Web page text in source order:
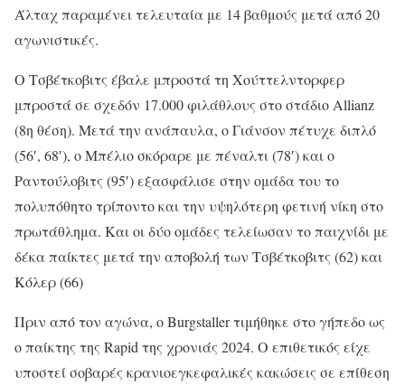
Άλταχ παραμένει τελευταία με 14 βαθμούς μετά από 20
αγωνιστικές.
Ο Τσβέτκοβιτς έβαλε μπροστά τη Χούττελντορφερ
μπροστά σε σχεδόν 17.000 φιλάθλους στο στάδιο Allianz
(8η θέση). Μετά την ανάπαυλα, ο Γιάνσον πέτυχε διπλό
(56′, 68′), ο Μπέλιο σκόραρε με πέναλτι (78′) και ο
Ραντούλοβιτς (95′) εξασφάλισε στην ομάδα του το
πολυπόθητο τρίποντο και την υψηλότερη φετινή νίκη στο
πρωτάθλημα. Και οι δύο ομάδες τελείωσαν το παιχνίδι με
δέκα παίκτες μετά την αποβολή των Τσβέτκοβιτς (62) και
Κόλερ (66)
Πριν από τον αγώνα, ο Burgstaller τιμήθηκε στο γήπεδο ως
ο παίκτης της Rapid της χρονιάς 2024. Ο επιθετικός είχε
υποστεί σοβαρές κρανιοεγκεφαλικές κακώσεις σε επίθεση